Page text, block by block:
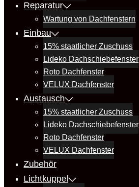
Reparatur
Wartung von Dachfenstern
Einbau
15% staatlicher Zuschuss
Lideko Dachschiebefenster
Roto Dachfenster
VELUX Dachfenster
Austausch
15% staatlicher Zuschuss
Lideko Dachschiebefenster
Roto Dachfenster
VELUX Dachfenster
Zubehör
Lichtkuppel